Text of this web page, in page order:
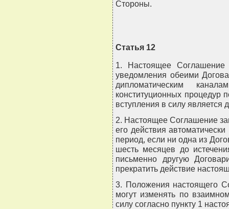
Стороны.
Статья 12
1. Настоящее Соглашение
уведомления обеими
дипломатическим
конституционных процедур
вступления в силу является
2. Настоящее Соглашение
его действия
период, если ни одна из
шесть месяцев до
письменно другую
прекратить действие
3. Положения настоящего
могут изменять по
силу согласно пункту 1